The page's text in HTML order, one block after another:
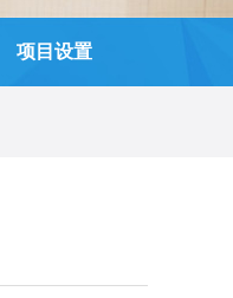
项目设置